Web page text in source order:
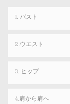
1. バスト
2.ウエスト
3. ヒップ
4.肩から肩へ